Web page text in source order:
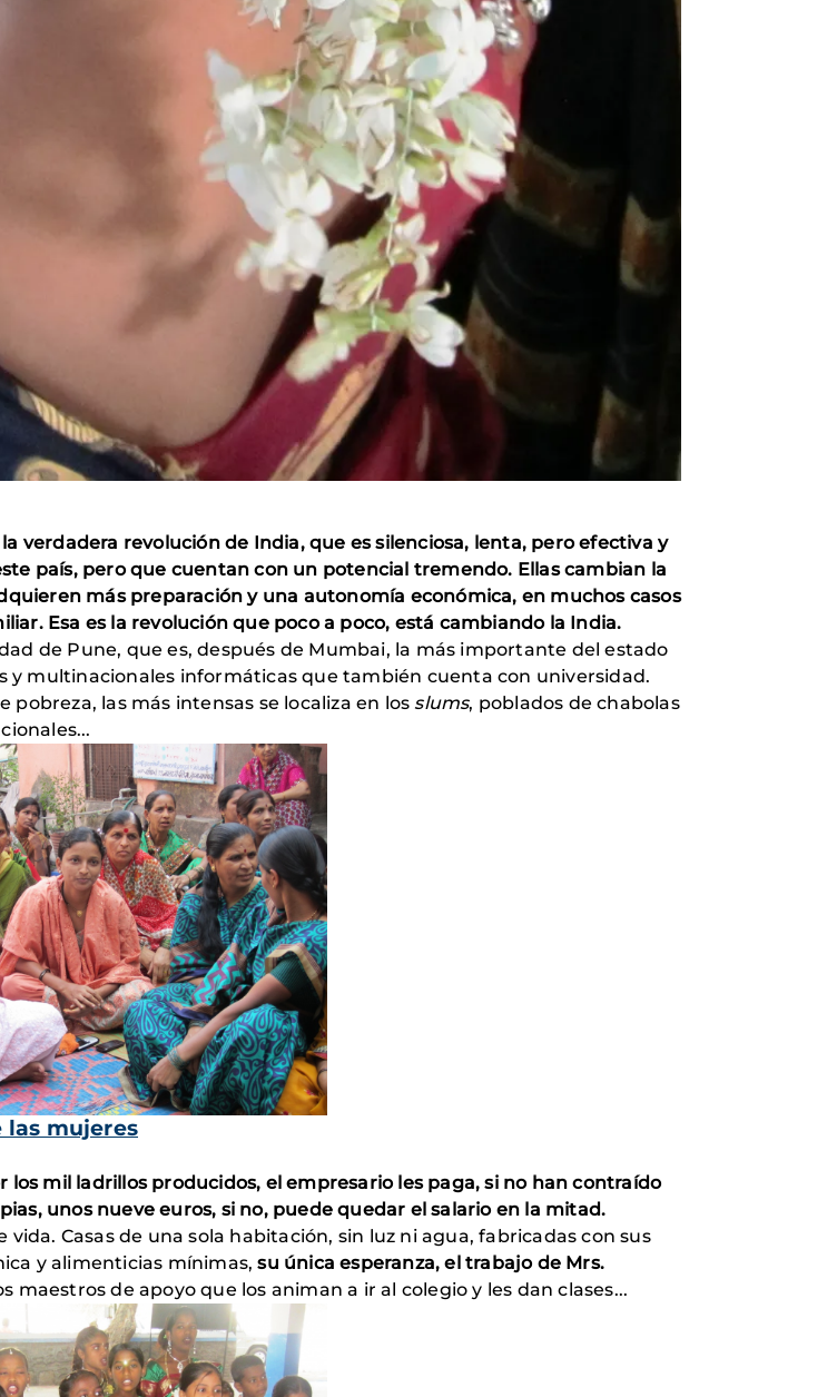
verdadera revolución de India, que es silenciosa, lenta, pero efectiva y
país, pero que cuentan con un potencial tremendo. Ellas cambian la
más preparación y una autonomía económica, en muchos casos
Esa es la revolución que poco a poco, está cambiando la India.
de Pune, que es, después de Mumbai, la más importante del estado
y multinacionales informáticas que también cuenta con universidad.
las más intensas se localiza en los slums, poblados de chabolas
las mujeres
mil ladrillos producidos, el empresario les paga, si no han contraído
unos nueve euros, si no, puede quedar el salario en la mitad.
Casas de una sola habitación, sin luz ni agua, fabricadas con sus
y alimenticias mínimas,su única esperanza, el trabajo de Mrs.
maestros de apoyo que los animan a ir al colegio y les dan clases...